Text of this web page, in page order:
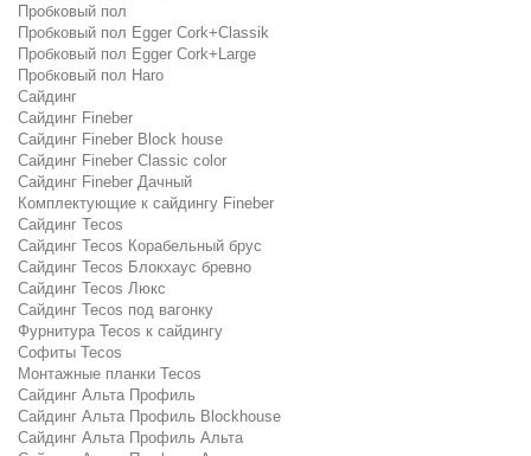
Пробковый пол
Пробковый пол Egger Cork+Classik
Пробковый пол Egger Cork+Large
Пробковый пол Haro
Сайдинг
Сайдинг Fineber
Сайдинг Fineber Block house
Сайдинг Fineber Classic color
Сайдинг Fineber Дачный
Комплектующие к сайдингу Fineber
Сайдинг Tecos
Сайдинг Tecos Корабельный брус
Сайдинг Tecos Блокхаус бревно
Сайдинг Tecos Люкс
Сайдинг Tecos под вагонку
Фурнитура Tecos к сайдингу
Софиты Tecos
Монтажные планки Tecos
Сайдинг Альта Профиль
Сайдинг Альта Профиль Blockhouse
Сайдинг Альта Профиль Альта